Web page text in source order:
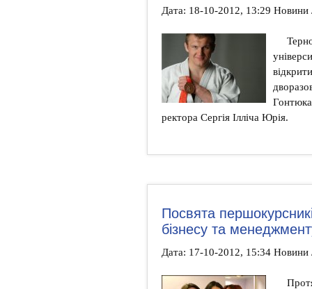
Дата: 18-10-2012, 13:29 Новини
ректора Сергія Ілліча Юрія.
Посвята
бізнесу та
Дата: 17-10-2012, 15:34 Новини